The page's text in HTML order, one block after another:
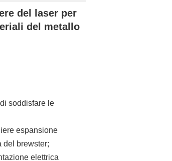
del laser per
del metallo
soddisfare le
espansione
del brewster;
elettrica